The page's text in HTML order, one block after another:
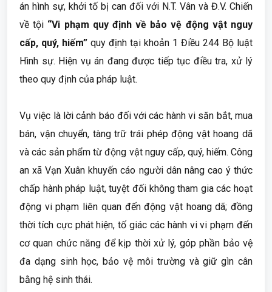
án hình sự, khởi tố bị can đối với N.T. Vân và Đ.V. Chiến
về tội “Vi phạm quy định về bảo vệ động vật nguy
cấp, quý, hiếm” quy định tại khoản 1 Điều 244 Bộ luật
Hình sự. Hiện vụ án đang được tiếp tục điều tra, xử lý
theo quy định của pháp luật.
Vụ việc là lời cảnh báo đối với các hành vi săn bắt, mua
bán, vận chuyển, tàng trữ trái phép động vật hoang dã
và các sản phẩm từ động vật nguy cấp, quý, hiếm. Công
an xã Vạn Xuân khuyến cáo người dân nâng cao ý thức
chấp hành pháp luật, tuyệt đối không tham gia các hoạt
động vi phạm liên quan đến động vật hoang dã; đồng
thời tích cực phát hiện, tố giác các hành vi vi phạm đến
cơ quan chức năng để kịp thời xử lý, góp phần bảo vệ
đa dạng sinh học, bảo vệ môi trường và giữ gìn cân
bằng hệ sinh thái.